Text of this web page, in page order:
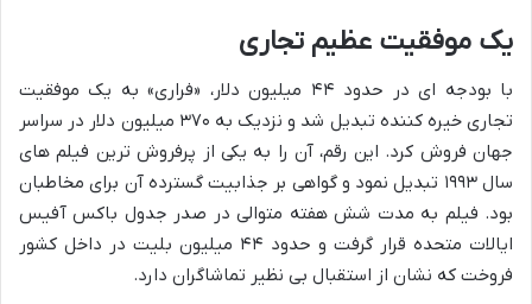
یک موفقیت عظیم تجاری
با بودجه ای در حدود ۴۴ میلیون دلار، «فراری» به یک موفقیت
تجاری خیره کننده تبدیل شد و نزدیک به ۳۷۰ میلیون دلار در سراسر
جهان فروش کرد. این رقم، آن را به یکی از پرفروش ترین فیلم های
سال ۱۹۹۳ تبدیل نمود و گواهی بر جذابیت گسترده آن برای مخاطبان
بود. فیلم به مدت شش هفته متوالی در صدر جدول باکس آفیس
ایالات متحده قرار گرفت و حدود ۴۴ میلیون بلیت در داخل کشور
فروخت که نشان از استقبال بی نظیر تماشاگران دارد.